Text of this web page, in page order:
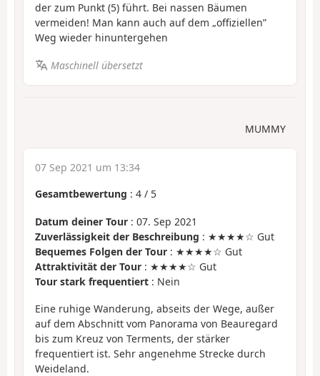
der zum Punkt (5) führt. Bei nassen Bäumen
vermeiden! Man kann auch auf dem „offiziellen”
Weg wieder hinuntergehen
Maschinell übersetzt
MUMMY
07 Sep 2021 um 13:34
Gesamtbewertung : 4 / 5
Datum deiner Tour : 07. Sep 2021
Zuverlässigkeit der Beschreibung : ★★★★☆ Gut
Bequemes Folgen der Tour : ★★★★☆ Gut
Attraktivität der Tour : ★★★★☆ Gut
Tour stark frequentiert : Nein
Eine ruhige Wanderung, abseits der Wege, außer
auf dem Abschnitt vom Panorama von Beauregard
bis zum Kreuz von Terments, der stärker
frequentiert ist. Sehr angenehme Strecke durch
Weideland.